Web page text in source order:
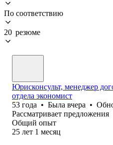
По соответствию
20 резюме
Юрисконсульт, менеджер
отдела экономист
53 года • Была вчера •
Рассматривает предложения
Общий опыт
25 лет 1 месяц